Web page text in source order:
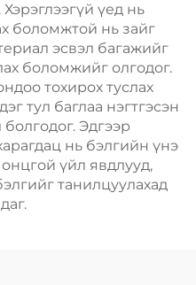
үед нь
боломжтой нь зайг
эсвэл багажийг
боломжийг олгодог.
тохирох туслах
тул баглаа нэгтгэсэн
Эдгээр
нь бэлгийн үнэ
үйл явдлууд,
танилцуулахад